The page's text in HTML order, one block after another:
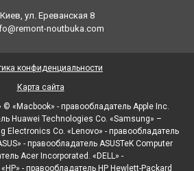
Киев, ул. Ереванская 8
noutbuka.com
«Macbook» - правообладатель Apple Inc.
Huawei Technologies Co. «Samsung» –
Electronics Co. «Lenovo» - правообладатель
- правообладатель ASUSTeK Computer
Acer Incorporated. «DELL» -
- правообладатель HP Hewlett-Packard
конфиденциальности
Карта сайта